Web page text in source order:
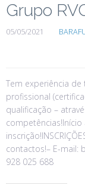
Grupo
05/05/2021
Tem experiência
profissional
qualificação –
competências!Início
contactos!– E-mail:
928 025 688